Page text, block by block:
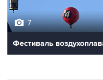
Фестиваль